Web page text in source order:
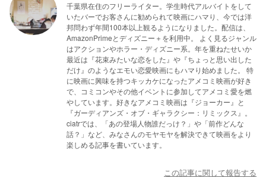
千葉県在住のフリーライター。学生時代アルバイトをして
いたバーでお客さんに勧められて映画にハマり、今では洋
邦問わず年間100本以上観るようになりました。配信は、
AmazonPrimeとディズニー＋を利用中。 よく見るジャンル
はアクションやホラー・ディズニー系。年を重ねたせいか
最近は『花束みたいな恋をした』や『ちょっと思い出した
だけ』のようなエモい恋愛映画にもハマり始めました。 特
に映画に興味を持つキッカケになったアメコミ映画が好き
で、コミコンやその他イベントに参加してアメコミ愛を燃
やしています。好きなアメコミ映画は『ジョーカー』と
『ガーディアンズ・オブ・ギャラクシー：リミックス』。
ciatrでは、「あの登場人物誰だっけ？」や「前作どんな
話？」など、みなさんのモヤモヤを解決できて映画をより
楽しめる記事を書いています。
この記事に関して報告する